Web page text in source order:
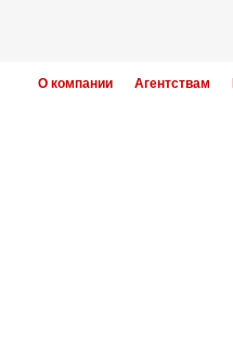
О компании Агентствам